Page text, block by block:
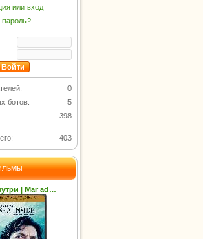
или вход
пароль?
0
ботов:
5
398
403
| Mar ad…